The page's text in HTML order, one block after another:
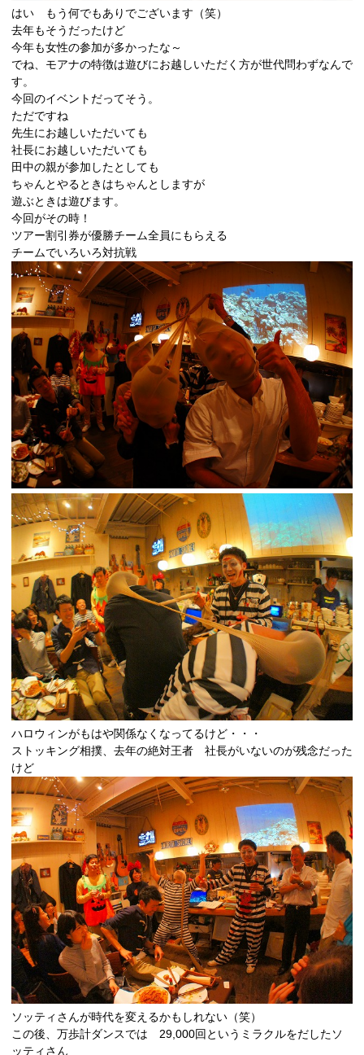
はい もう何でもありでございます（笑）
去年もそうだったけど
今年も女性の参加が多かったな～
でね、モアナの特徴は遊びにお越しいただく方が世代問わずなんで
す。
今回のイベントだってそう。
ただですね
先生にお越しいただいても
社長にお越しいただいても
田中の親が参加したとしても
ちゃんとやるときはちゃんとしますが
遊ぶときは遊びます。
今回がその時！
ツアー割引券が優勝チーム全員にもらえる
チームでいろいろ対抗戦
ハロウィンがもはや関係なくなってるけど・・・
ストッキング相撲、去年の絶対王者 社長がいないのが残念だった
けど
ソッティさんが時代を変えるかもしれない（笑）
この後、万歩計ダンスでは 29,000回というミラクルをだしたソ
ッティさん